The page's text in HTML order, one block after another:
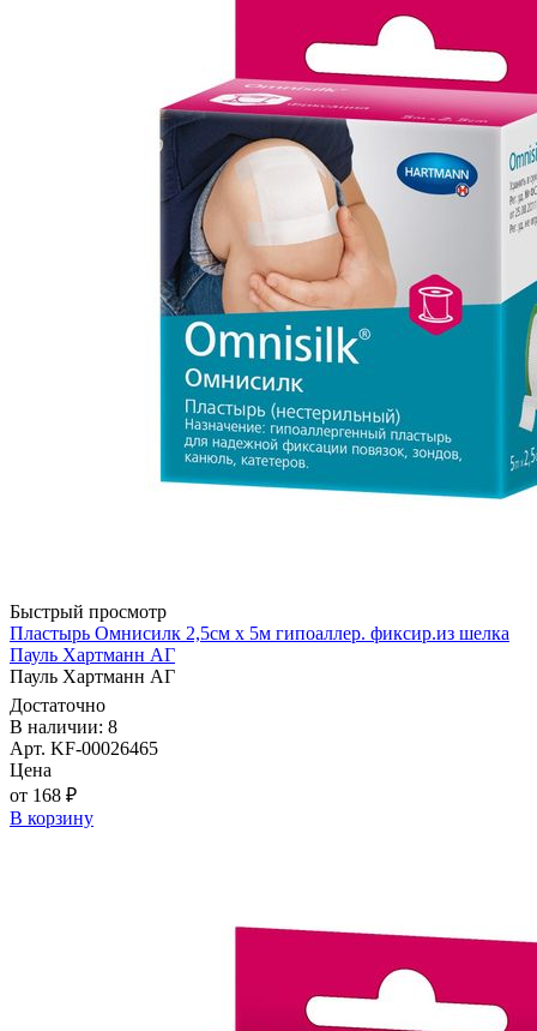
Быстрый просмотр
Пластырь Омнисилк 2,5см х 5м гипоаллер. фиксир.из шелка
Пауль Хартманн AГ
Пауль Хартманн AГ
Достаточно
В наличии: 8
Арт. KF-00026465
Цена
от 168 ₽
В корзину